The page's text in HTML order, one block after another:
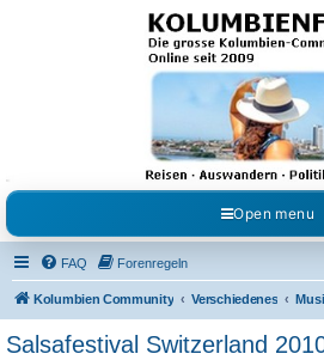
Kolumbienforum - Das
grosse Forum der
Freunde Kolumbiens
Reisen, Auswandern, Kultur, Politik, Geschichte und
Austausch, Erfahrungen und Gemeinschaft im
Open menu
FAQ Forenregeln
Kolumbien Community Verschiedenes
Salsafestival Switzerland